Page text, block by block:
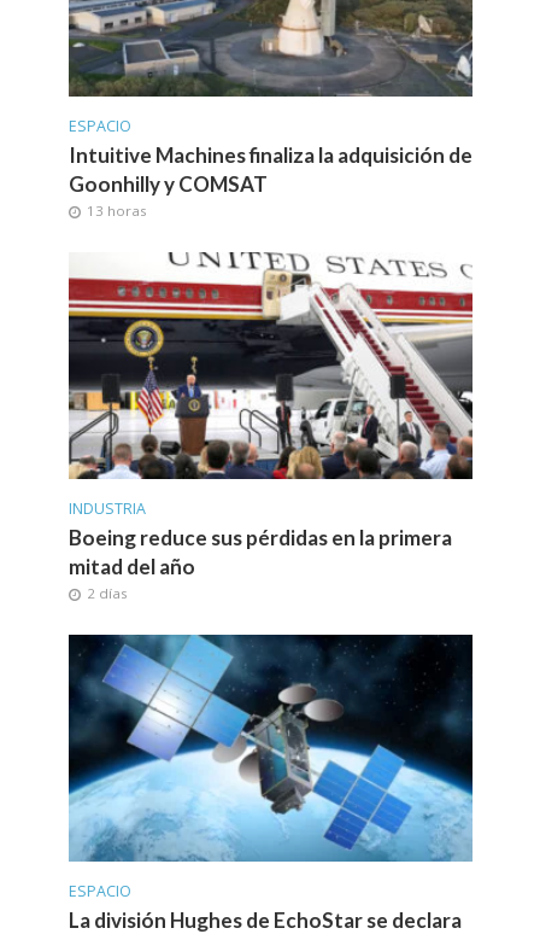
ESPACIO
Intuitive Machines finaliza la adquisición de
Goonhilly y COMSAT
13 horas
INDUSTRIA
Boeing reduce sus pérdidas en la primera
mitad del año
2 días
ESPACIO
La división Hughes de EchoStar se declara